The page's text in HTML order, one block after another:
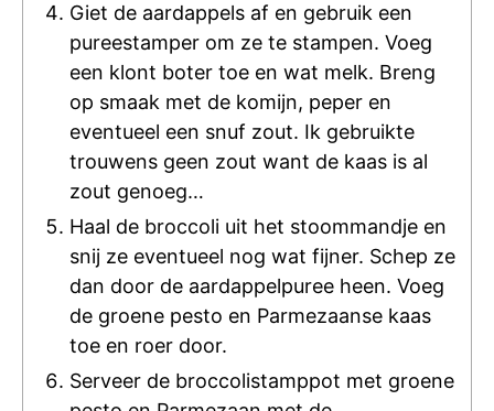
Giet de aardappels af en gebruik een
pureestamper om ze te stampen. Voeg
een klont boter toe en wat melk. Breng
op smaak met de komijn, peper en
eventueel een snuf zout. Ik gebruikte
trouwens geen zout want de kaas is al
zout genoeg…
Haal de broccoli uit het stoommandje en
snij ze eventueel nog wat fijner. Schep ze
dan door de aardappelpuree heen. Voeg
de groene pesto en Parmezaanse kaas
toe en roer door.
Serveer de broccolistamppot met groene